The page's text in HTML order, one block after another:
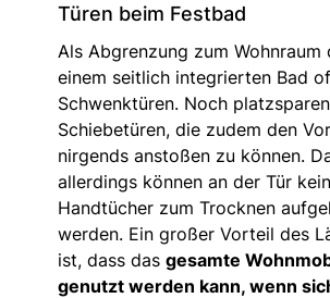
Türen beim Festbad
Als Abgrenzung zum Wohnraum
einem seitlich integrierten Bad
Schwenktüren. Noch
Schiebetüren, die zudem den
nirgends anstoßen zu können.
allerdings können an der Tür
Handtücher zum Trocknen
werden. Ein großer Vorteil des
ist, dass das gesamte
genutzt werden kann, wenn